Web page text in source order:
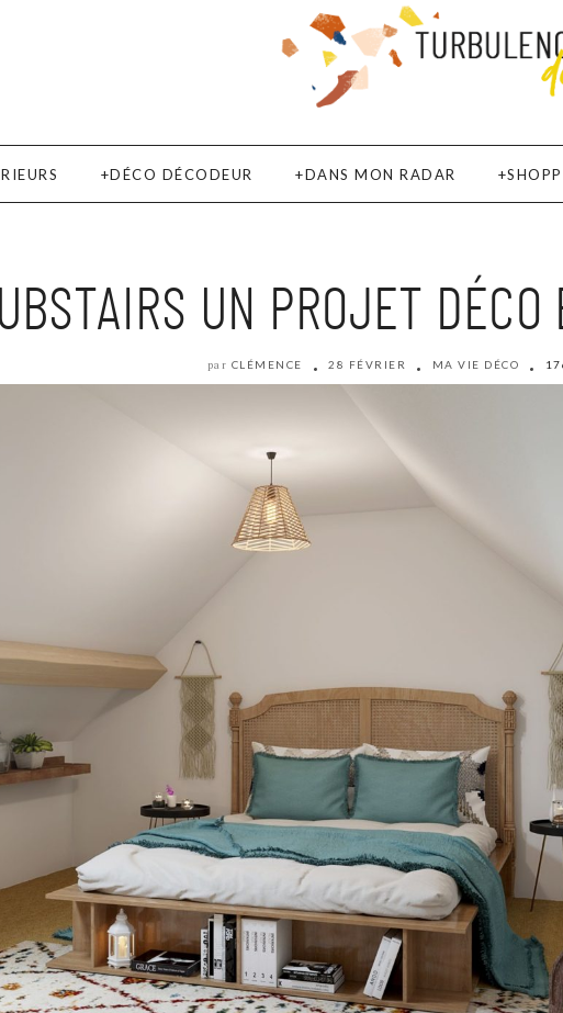
DÉCO DÉCODEUR DANS MON RADAR
UN PROJET
par CLÉMENCE 28 FÉVRIER MA VIE DÉCO